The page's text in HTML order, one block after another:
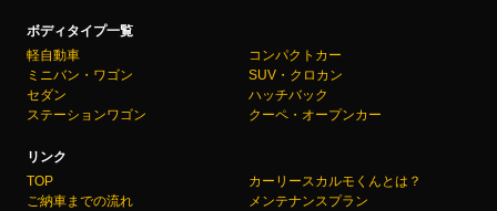
ボディタイプ一覧
軽自動車
コンパクトカー
ミニバン・ワゴン
SUV・クロカン
セダン
ハッチバック
ステーションワゴン
クーペ・オープンカー
リンク
TOP
カーリースカルモくんとは？
ご納車までの流れ
メンテナンスプラン